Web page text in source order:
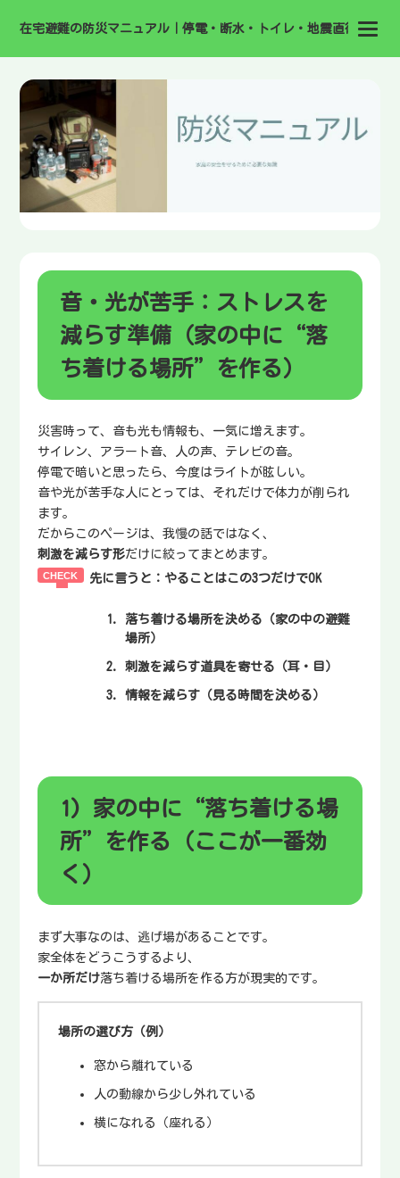
在宅避難の防災マニュアル｜停電・断水・トイレ・地震直後の備え
音・光が苦手：ストレスを
減らす準備（家の中に“落
ち着ける場所”を作る）
災害時って、音も光も情報も、一気に増えます。
サイレン、アラート音、人の声、テレビの音。
停電で暗いと思ったら、今度はライトが眩しい。
音や光が苦手な人にとっては、それだけで体力が削られ
ます。
だからこのページは、我慢の話ではなく、
刺激を減らす形だけに絞ってまとめます。
先に言うと：やることはこの3つだけでOK
落ち着ける場所を決める （家の中の避難
場所）
刺激を減らす道具を寄せる （耳・目）
情報を減らす （見る時間を決める）
1) 家の中に“落ち着ける場
所”を作る（ここが一番効
く）
まず大事なのは、逃げ場があることです。
家全体をどうこうするより、
一か所だけ落ち着ける場所を作る方が現実的です。
場所の選び方（例）
窓から離れている
人の動線から少し外れている
横になれる（座れる）